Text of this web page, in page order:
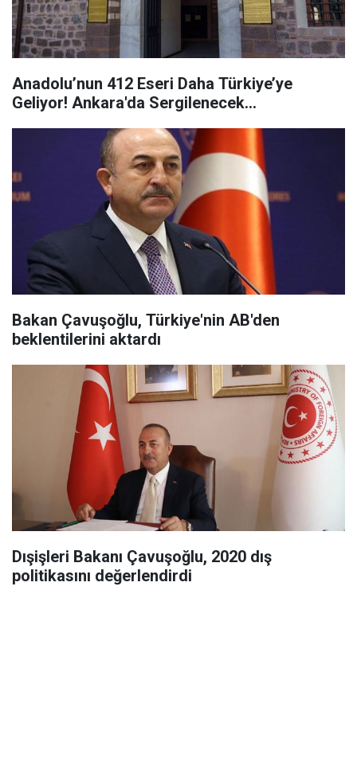
Anadolu’nun 412 Eseri Daha Türkiye’ye
Geliyor! Ankara'da Sergilenecek...
Bakan Çavuşoğlu, Türkiye'nin AB'den
beklentilerini aktardı
Dışişleri Bakanı Çavuşoğlu, 2020 dış
politikasını değerlendirdi